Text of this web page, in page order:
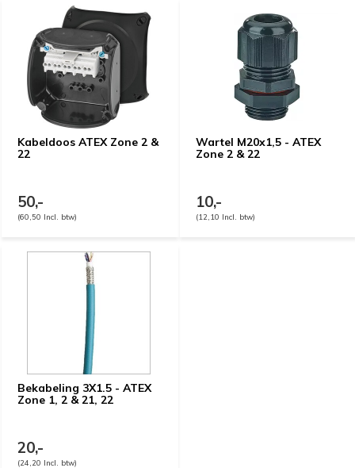
Kabeldoos ATEX Zone 2 &
22
50,-
(60,50 Incl. btw)
Wartel M20x1,5 - ATEX
Zone 2 & 22
10,-
(12,10 Incl. btw)
Bekabeling 3X1.5 - ATEX
Zone 1, 2 & 21, 22
20,-
(24,20 Incl. btw)